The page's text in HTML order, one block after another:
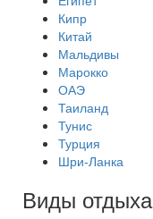
Кипр
Китай
Мальдивы
Марокко
ОАЭ
Таиланд
Тунис
Турция
Шри-Ланка
Виды отдыха